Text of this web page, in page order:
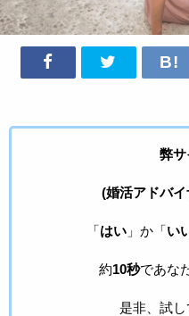
弊サ
(婚活アドバ
「はい」か「い
約10秒であな
是非、試